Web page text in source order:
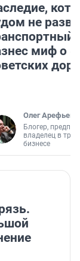
не
миф о
Олег Арефьев
Блогер,
владелец в
бизнесе